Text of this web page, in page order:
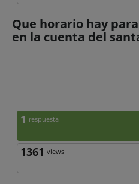
Que horario hay
en la cuenta del
1 respuesta
1361 views